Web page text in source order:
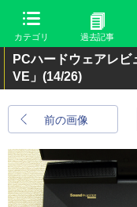
カテゴリ 過去記事
PCハードウェアレ
VE」 (14/26)
前の画像